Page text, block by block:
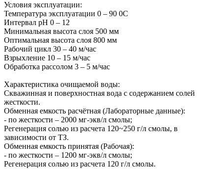
Условия эксплуатации:
Температура эксплуатации 0 – 90 0С
Интервал рН 0 – 12
Минимальная высота слоя 500 мм
Оптимальная высота слоя 800 мм
Рабочий цикл 30 – 40 м/час
Взрыхление 10 – 15 м/час
Обработка рассолом 3 – 5 м/час
Характеристика очищаемой воды:
Скважинная и поверхностная вода с содержанием солей
жесткости.
Обменная емкость расчётная (Лабораторные данные):
- по жесткости – 2000 мг-экв/л смолы;
Регенерация солью из расчета 120~250 г/л смолы, в
зависимости от ТЗ.
Обменная емкость принятая (Рабочая):
- по жесткости – 1200 мг-экв/л смолы;
Регенерация солью из расчета 120 г/л смолы.